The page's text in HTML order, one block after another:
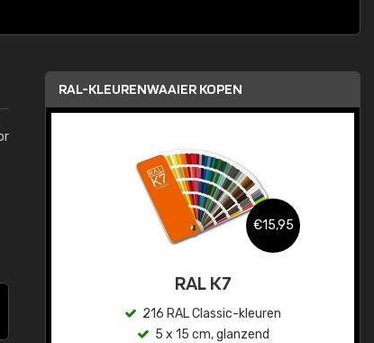
RAL-KLEURENWAAIER KOPEN
€15,95
RAL K7
216 RAL Classic-kleuren
5 x 15 cm, glanzend